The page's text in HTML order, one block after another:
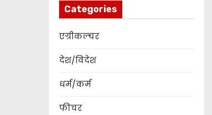
Categories
एग्रीकल्चर
देश/विदेश
धर्म/कर्म
फीचर